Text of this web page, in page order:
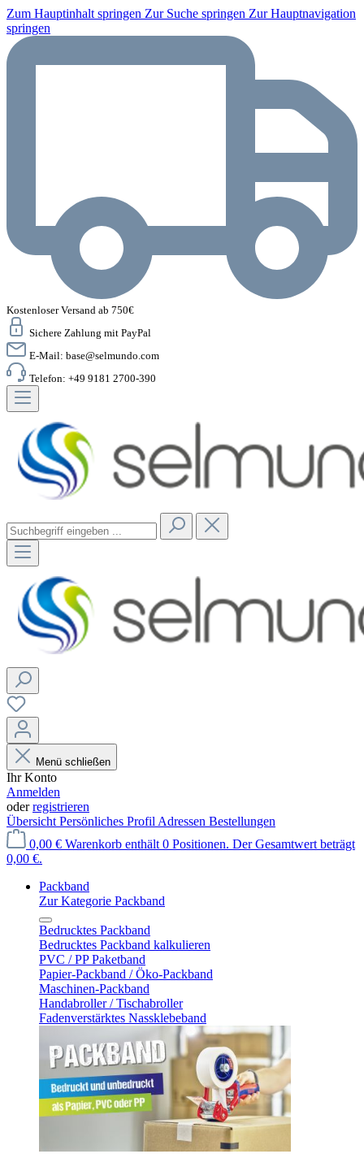
Zum Hauptinhalt springen Zur Suche springen Zur Hauptnavigation
springen
Kostenloser Versand ab 750€
Sichere Zahlung mit PayPal
E-Mail: base@selmundo.com
Telefon: +49 9181 2700-390
Menü schließen
Ihr Konto
Anmelden
oderregistrieren
Übersicht Persönliches Profil Adressen Bestellungen
0,00 € Warenkorb enthält 0 Positionen. Der Gesamtwert beträgt
0,00 €.
Packband
Zur Kategorie Packband
Bedrucktes Packband
Bedrucktes Packband kalkulieren
PVC / PP Paketband
Papier-Packband / Öko-Packband
Maschinen-Packband
Handabroller / Tischabroller
Fadenverstärktes Nassklebeband